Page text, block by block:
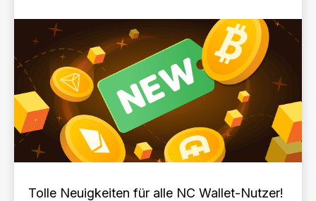
Tolle Neuigkeiten für alle NC Wallet-Nutzer!